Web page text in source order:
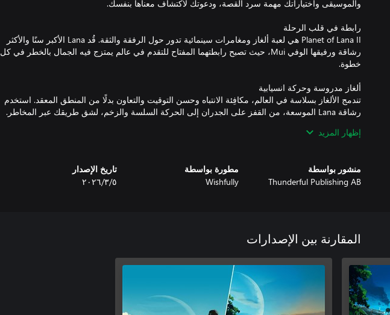
Planet of Lana II هي لعبة ألغاز ومغامرات سينمائية تدور حول الرفقة والثقة. قُد Lana الأكبر سنًا والأكثر
رشاقة ورفيقها الوفي Mui، حيث تصبح رابطتهما المفتاح للتقدم في عالم يمتزج فيه الجمال بالخطر في كل
تندمج الألغاز بسلاسة في العالم، مكافِئة الانتباه وحسن التوقيت والتعاون بدلًا من المنطق المعقد. استخدم
إظهار المزيد
منشور بواسطة
Thunderful Publishing AB
مطورة بواسطة
Wishfully
تاريخ الإصدار
٥‏/٣‏/٢٠٢٦
المقارنة بين الإصدارات